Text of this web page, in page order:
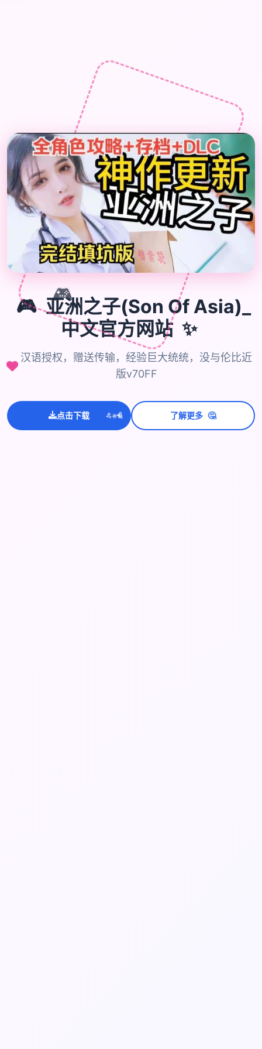
🎮
🎮 亚洲之子(Son Of Asia)_
中文官方网站 ✨
汉语授权，赠送传输，经验巨大统统，没与伦比近
版v70FF
点击下载 ✨⭐💫 了解更多 🤔